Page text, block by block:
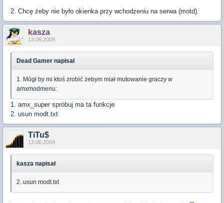
2. Chcę żeby nie było okienka przy wchodzeniu na serwa (motd).
kasza
13.06.2009
Dead Gamer napisał
1. Mógł by mi ktoś zrobić żebym miał mutowanie graczy w
amxmodmenu:
1. amx_super spróbuj ma ta funkcje
2. usun modt.txt
TiTu$
13.06.2009
kasza napisał
2. usun modt.txt